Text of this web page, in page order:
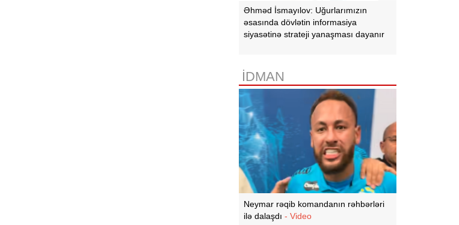
Əhməd İsmayılov: Uğurlarımızın
əsasında dövlətin informasiya
siyasətinə strateji yanaşması dayanır
İDMAN
Neymar rəqib komandanın rəhbərləri
ilə dalaşdı- Video